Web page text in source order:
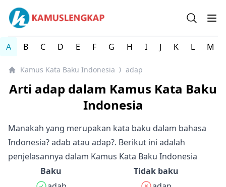
Kamus Kata Baku dan Tidak Baku dalam Bahasa
Open
A B C D E F G H I J K L M
Kamus Kata Baku Indonesia ⟩ adap
Arti adap dalam Kamus Kata Baku
Indonesia
Manakah yang merupakan kata baku dalam bahasa
Indonesia? adab atau adap?. Berikut ini adalah
penjelasannya dalam Kamus Kata Baku Indonesia
Baku
Tidak baku